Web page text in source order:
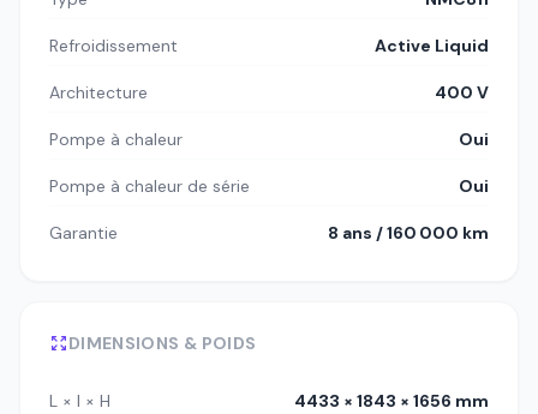
Refroidissement Active Liquid
Architecture 400 V
Pompe à chaleur Oui
Pompe à chaleur de série Oui
Garantie 8 ans / 160 000 km
DIMENSIONS & POIDS
L × l × H 4433 × 1843 × 1656 mm